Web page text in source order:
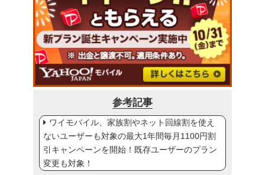
参考記事
ワイモバイル、家族割やネット回線割を使え
ないユーザーも対象の最大1年間毎月1100円割
引キャンペーンを開始！既存ユーザーのプラン
変更も対象！